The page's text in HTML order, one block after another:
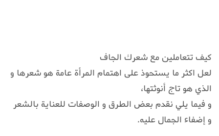
كيف تتعاملين مع شعرك الجاف
لعل اكثر ما يستحوذ على اهتمام المرأة عامة هو شعرها و
الذي هو تاج أنوثتها،
و فيما يلي نقدم بعض الطرق و الوصفات للعناية بالشعر
و إضفاء الجمال عليه.